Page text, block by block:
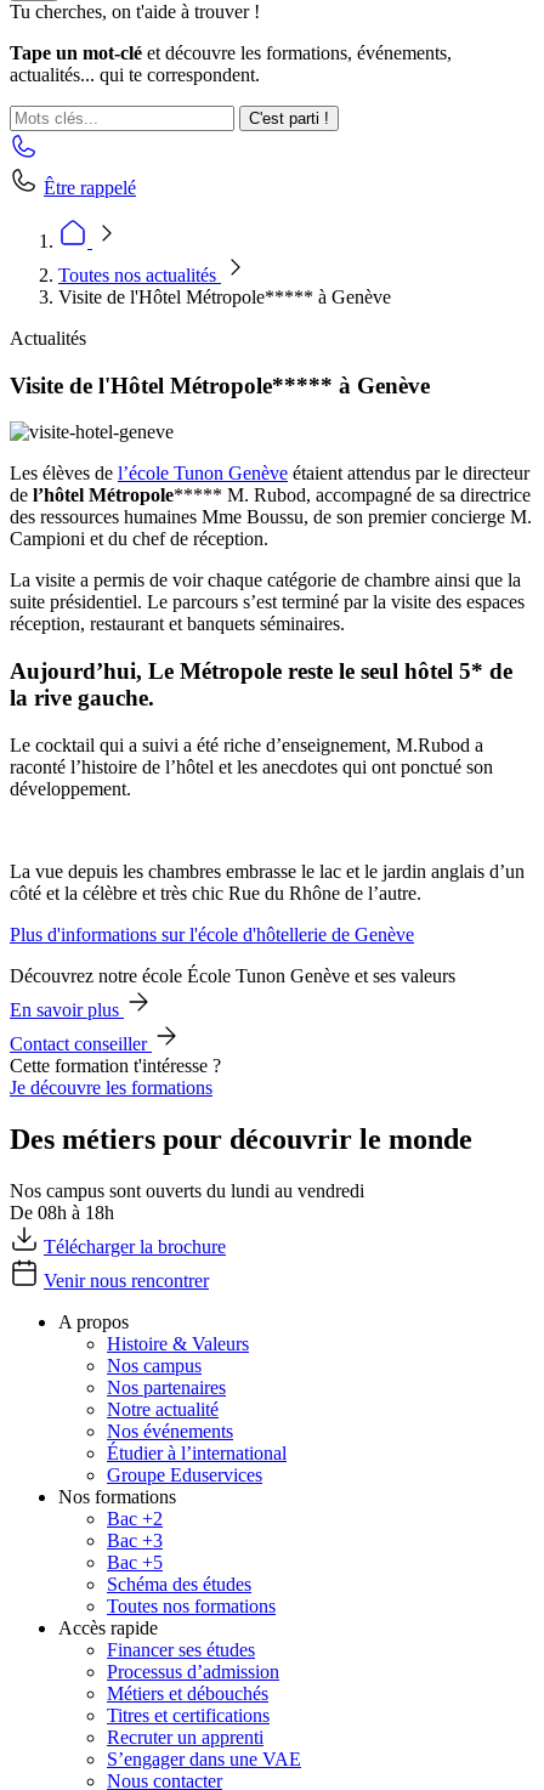
Tu cherches, on t'aide à trouver !
Tape un mot-clé et découvre les formations, événements,
actualités... qui te correspondent.
C'est parti !
Être rappelé
Toutes nos actualités
Visite de l'Hôtel Métropole***** à Genève
Actualités
Visite de l'Hôtel Métropole***** à Genève
Les élèves de l’école Tunon Genève étaient attendus par le directeur
de l’hôtel Métropole***** M. Rubod, accompagné de sa directrice
des ressources humaines Mme Boussu, de son premier concierge M.
Campioni et du chef de réception.
La visite a permis de voir chaque catégorie de chambre ainsi que la
suite présidentiel. Le parcours s’est terminé par la visite des espaces
réception, restaurant et banquets séminaires.
Aujourd’hui, Le Métropole reste le seul hôtel 5* de
la rive gauche.
Le cocktail qui a suivi a été riche d’enseignement, M.Rubod a
raconté l’histoire de l’hôtel et les anecdotes qui ont ponctué son
développement.
La vue depuis les chambres embrasse le lac et le jardin anglais d’un
côté et la célèbre et très chic Rue du Rhône de l’autre.
Plus d'informations sur l'école d'hôtellerie de Genève
Découvrez notre école École Tunon Genève et ses valeurs
En savoir plus
Contact conseiller
Cette formation t'intéresse ?
Je découvre les formations
Des métiers pour découvrir le monde
Nos campus sont ouverts du lundi au vendredi
De 08h à 18h
Télécharger la brochure
Venir nous rencontrer
A propos
Histoire & Valeurs
Nos campus
Nos partenaires
Notre actualité
Nos événements
Étudier à l’international
Groupe Eduservices
Nos formations
Bac +2
Bac +3
Bac +5
Schéma des études
Toutes nos formations
Accès rapide
Financer ses études
Processus d’admission
Métiers et débouchés
Titres et certifications
Recruter un apprenti
S’engager dans une VAE
Nous contacter